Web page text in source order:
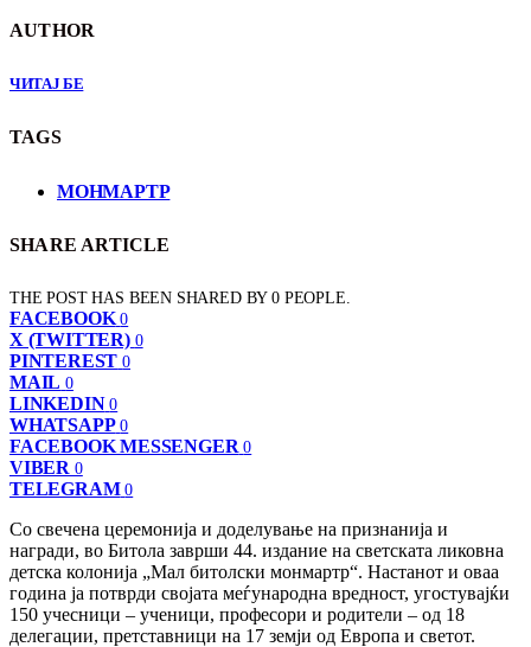
AUTHOR
ЧИТАЈ БЕ
TAGS
МОНМАРТР
SHARE ARTICLE
THE POST HAS BEEN SHARED BY0 PEOPLE.
FACEBOOK 0
X (TWITTER) 0
PINTEREST 0
MAIL 0
LINKEDIN 0
WHATSAPP 0
FACEBOOK MESSENGER 0
VIBER 0
TELEGRAM 0
Со свечена церемонија и доделување на признанија и
награди, во Битола заврши 44. издание на светската ликовна
детска колонија „Мал битолски монмартр“. Настанот и оваа
година ја потврди својата меѓународна вредност, угостувајќи
150 учесници – ученици, професори и родители – од 18
делегации, претставници на 17 земји од Европа и светот.